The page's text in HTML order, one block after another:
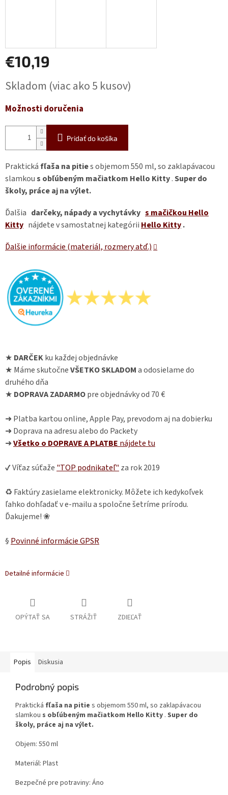
€10,19
cena:
Skladom (viac ako 5 kusov)
Možnosti doručenia
Pridať do košíka
Praktickáfľaša na pities objemom 550 ml, so zaklapávacou
slamkous obľúbeným mačiatkom Hello Kitty.Super do
školy, práce aj na výlet.
Ďalšia darčeky, nápady a vychytávky s mačičkou Hello
Kitty nájdete v samostatnej kategórii Hello Kitty.
Ďalšie informácie (materiál, rozmery atď.)
★ DARČEKku každej objednávke
★ Máme skutočneVŠETKO SKLADOMa odosielame do
druhého dňa
★ DOPRAVA ZADARMOpre objednávky od 70 €
➜ Platba kartou online, Apple Pay, prevodom aj na dobierku
➜ Doprava na adresu alebo do Packety
➜Všetko o DOPRAVE A PLATBE nájdete tu
✔ Víťaz súťaže "TOP podnikateľ" za rok 2019
♻ Faktúry zasielame elektronicky. Môžete ich kedykoľvek
ľahko dohľadať v e-mailu a spoločne šetríme prírodu.
Ďakujeme! ❀
§ Povinné informácie GPSR
Detailné informácie
OPÝTAŤ SA STRÁŽIŤ ZDIEĽAŤ
Popis Diskusia
Podrobný popis
Praktická fľaša na pitie s objemom 550 ml, so zaklapávacou
slamkou s obľúbeným mačiatkom Hello Kitty . Super do
školy, práce aj na výlet.
Objem: 550 ml
Materiál: Plast
Bezpečné pre potraviny: Áno